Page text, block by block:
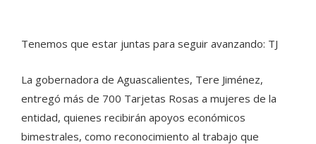
Tenemos que estar juntas para seguir avanzando: TJ
La gobernadora de Aguascalientes, Tere Jiménez,
entregó más de 700 Tarjetas Rosas a mujeres de la
entidad, quienes recibirán apoyos económicos
bimestrales, como reconocimiento al trabajo que